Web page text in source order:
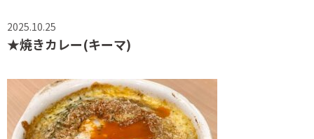
2025.10.25
★焼きカレー(キーマ)